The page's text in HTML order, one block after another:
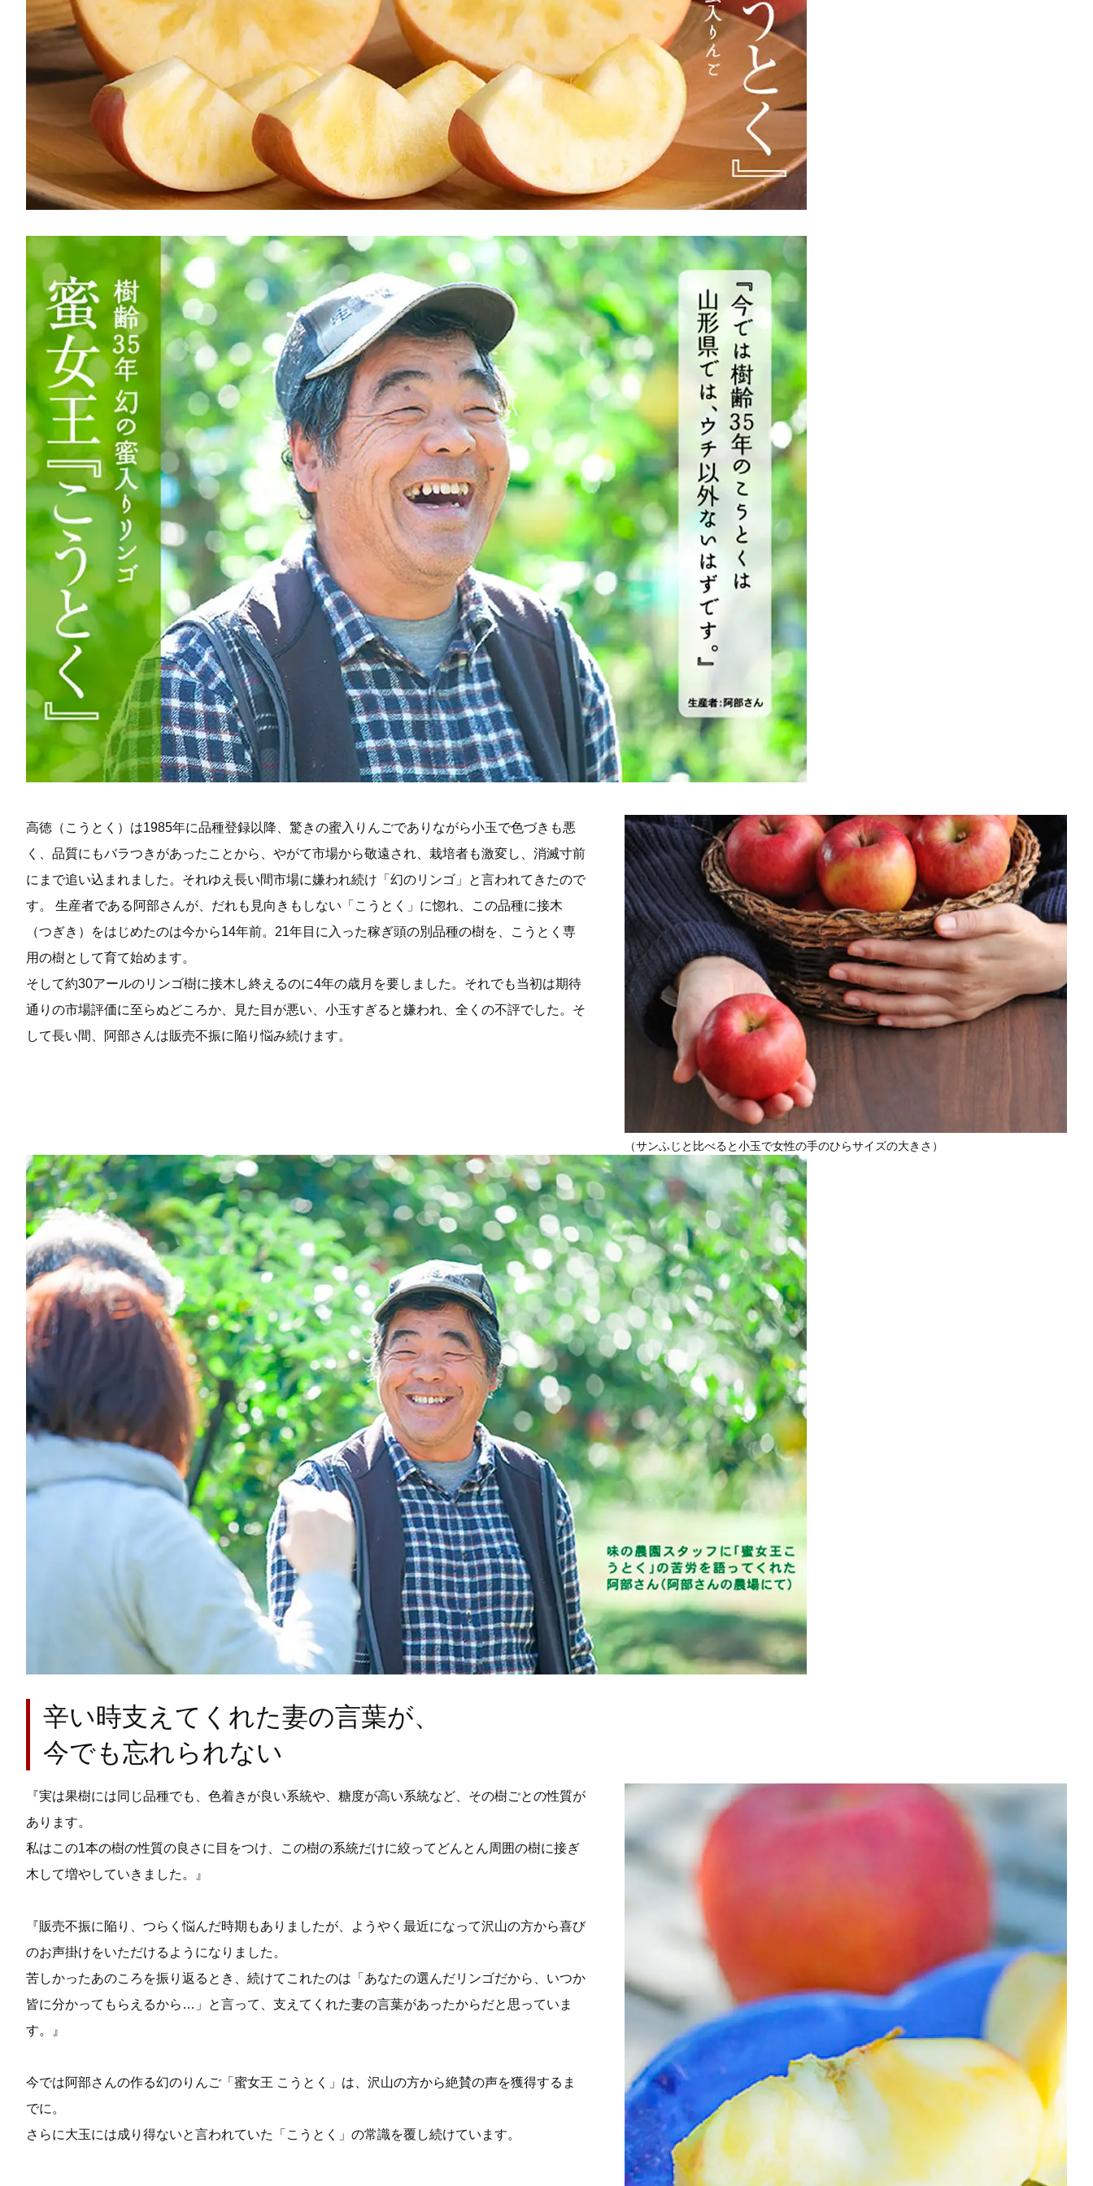
高徳（こうとく）は1985年に品種登録以降、驚きの蜜入りんごでありながら小玉で色づきも悪
く、品質にもバラつきがあったことから、やがて市場から敬遠され、栽培者も激変し、消滅寸前
にまで追い込まれました。それゆえ長い間市場に嫌われ続け「幻のリンゴ」と言われてきたので
す。 生産者である阿部さんが、だれも見向きもしない「こうとく」に惚れ、この品種に接木
（つぎき）をはじめたのは今から14年前。21年目に入った稼ぎ頭の別品種の樹を、こうとく専
用の樹として育て始めます。
そして約30アールのリンゴ樹に接木し終えるのに4年の歳月を要しました。それでも当初は期待
通りの市場評価に至らぬどころか、見た目が悪い、小玉すぎると嫌われ、全くの不評でした。そ
して長い間、阿部さんは販売不振に陥り悩み続けます。
（サンふじと比べると小玉で女性の手のひらサイズの大きさ）
辛い時支えてくれた妻の言葉が、
今でも忘れられない
『実は果樹には同じ品種でも、色着きが良い系統や、糖度が高い系統など、その樹ごとの性質が
あります。
私はこの1本の樹の性質の良さに目をつけ、この樹の系統だけに絞ってどんとん周囲の樹に接ぎ
木して増やしていきました。』
『販売不振に陥り、つらく悩んだ時期もありましたが、ようやく最近になって沢山の方から喜び
のお声掛けをいただけるようになりました。
苦しかったあのころを振り返るとき、続けてこれたのは「あなたの選んだリンゴだから、いつか
皆に分かってもらえるから…」と言って、支えてくれた妻の言葉があったからだと思っていま
す。』
今では阿部さんの作る幻のりんご「蜜女王 こうとく」は、沢山の方から絶賛の声を獲得するま
でに。
さらに大玉には成り得ないと言われていた「こうとく」の常識を覆し続けています。